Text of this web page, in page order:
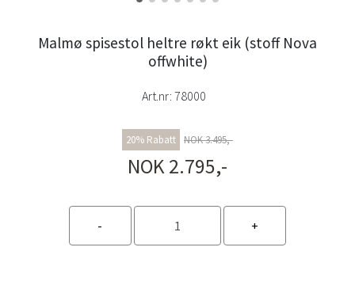
Malmø spisestol heltre røkt eik (stoff Nova
offwhite)
Art.nr: 78000
20% Rabatt NOK 3.495,-
NOK 2.795,-